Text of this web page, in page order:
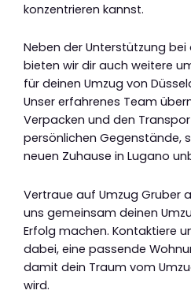
konzentrieren kannst.
Neben der Unterstützung
bieten wir dir auch weitere
für deinen Umzug von
Unser erfahrenes Team
Verpacken und den
persönlichen Gegenstände,
neuen Zuhause in Lugano
Vertraue auf Umzug Gruber
uns gemeinsam deinen
Erfolg machen. Kontaktiere
dabei, eine passende
damit dein Traum vom
wird.